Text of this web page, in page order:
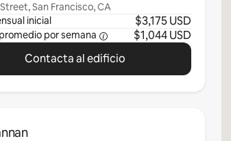
San Francisco, CA
inicial
$3,175 USD
por semana
$1,044 USD
Contacta al edificio